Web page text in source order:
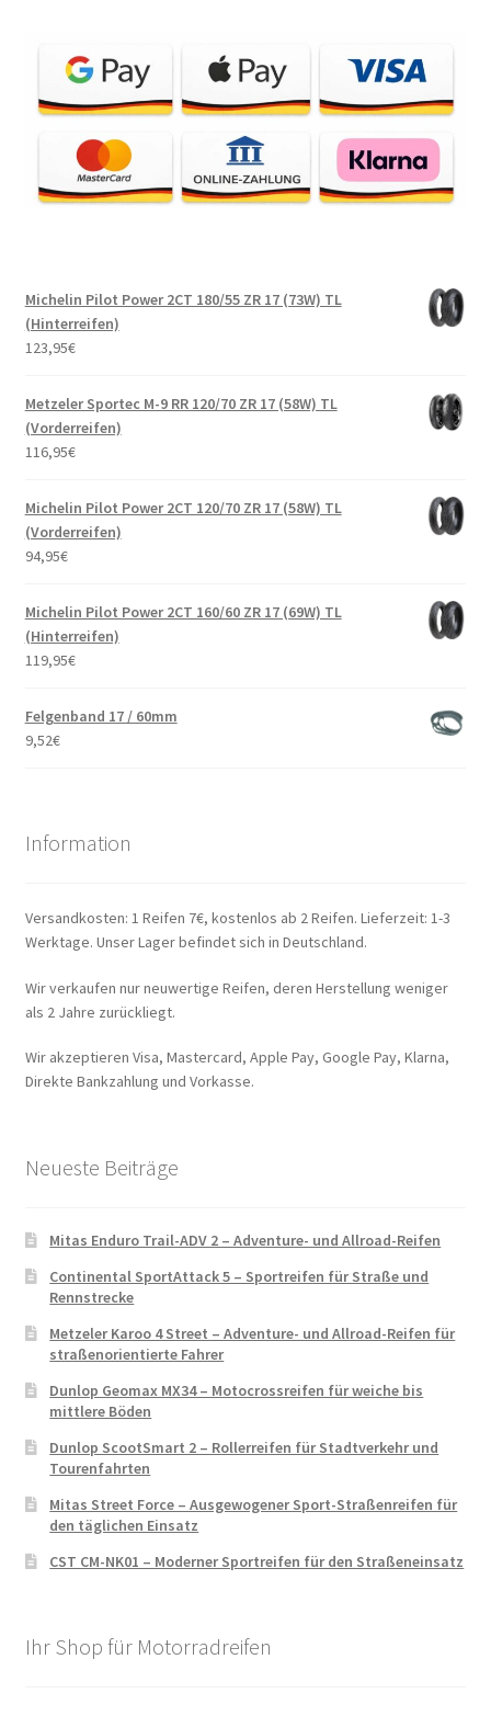
Michelin Pilot Power 2CT 180/55 ZR 17 (73W) TL
(Hinterreifen)
123,95€
Metzeler Sportec M-9 RR 120/70 ZR 17 (58W) TL
(Vorderreifen)
116,95€
Michelin Pilot Power 2CT 120/70 ZR 17 (58W) TL
(Vorderreifen)
94,95€
Michelin Pilot Power 2CT 160/60 ZR 17 (69W) TL
(Hinterreifen)
119,95€
Felgenband 17 / 60mm
9,52€
Information
Versandkosten: 1 Reifen 7€, kostenlos ab 2 Reifen. Lieferzeit: 1-3
Werktage. Unser Lager befindet sich in Deutschland.
Wir verkaufen nur neuwertige Reifen, deren Herstellung weniger
als 2 Jahre zurückliegt.
Wir akzeptieren Visa, Mastercard, Apple Pay, Google Pay, Klarna,
Direkte Bankzahlung und Vorkasse.
Neueste Beiträge
Mitas Enduro Trail-ADV 2 – Adventure- und Allroad-Reifen
Continental SportAttack 5 – Sportreifen für Straße und
Rennstrecke
Metzeler Karoo 4 Street – Adventure- und Allroad-Reifen für
straßenorientierte Fahrer
Dunlop Geomax MX34 – Motocrossreifen für weiche bis
mittlere Böden
Dunlop ScootSmart 2 – Rollerreifen für Stadtverkehr und
Tourenfahrten
Mitas Street Force – Ausgewogener Sport-Straßenreifen für
den täglichen Einsatz
CST CM-NK01 – Moderner Sportreifen für den Straßeneinsatz
Ihr Shop für Motorradreifen